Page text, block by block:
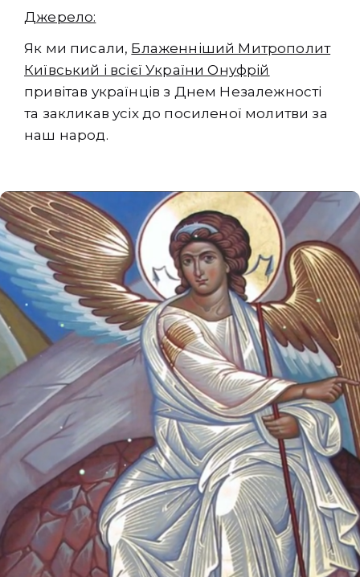
Джерело:
Як ми писали, Блаженніший Митрополит
Київський і всієї України Онуфрій
привітав українців з Днем Незалежності
та закликав усіх до посиленої молитви за
наш народ.